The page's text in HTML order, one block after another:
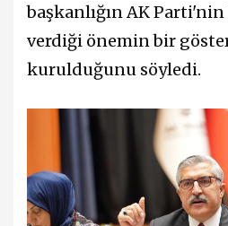
başkanlığın AK
verdiği önemin bir
kurulduğunu söyledi.